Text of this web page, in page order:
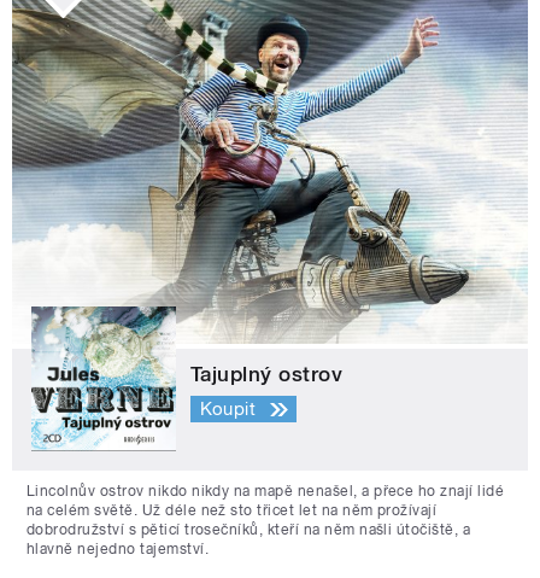
Tajuplný ostrov
Koupit
Lincolnův ostrov nikdo nikdy na mapě nenašel, a přece ho znají lidé
na celém světě. Už déle než sto třicet let na něm prožívají
dobrodružství s pěticí trosečníků, kteří na něm našli útočiště, a
hlavně nejedno tajemství.